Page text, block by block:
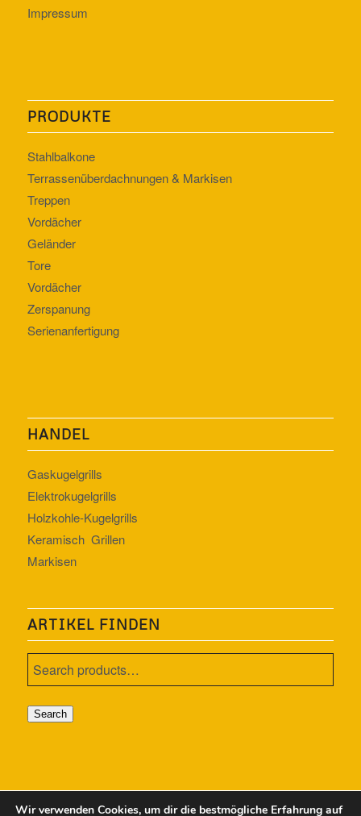
Impressum
PRODUKTE
Stahlbalkone
Terrassenüberdachnungen & Markisen
Treppen
Vordächer
Geländer
Tore
Vordächer
Zerspanung
Serienanfertigung
HANDEL
Gaskugelgrills
Elektrokugelgrills
Holzkohle-Kugelgrills
Keramisch Grillen
Markisen
ARTIKEL FINDEN
Search
Wir verwenden Cookies, um dir die bestmögliche Erfahrung auf